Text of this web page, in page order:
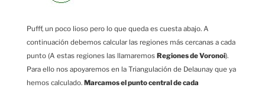
Pufff, un poco lioso pero lo que queda es cuesta abajo. A
continuación debemos calcular las regiones más cercanas a cada
punto (A estas regiones las llamaremos Regiones de Voronoi).
Para ello nos apoyaremos en la Triangulación de Delaunay que ya
hemos calculado. Marcamos el punto central de cada